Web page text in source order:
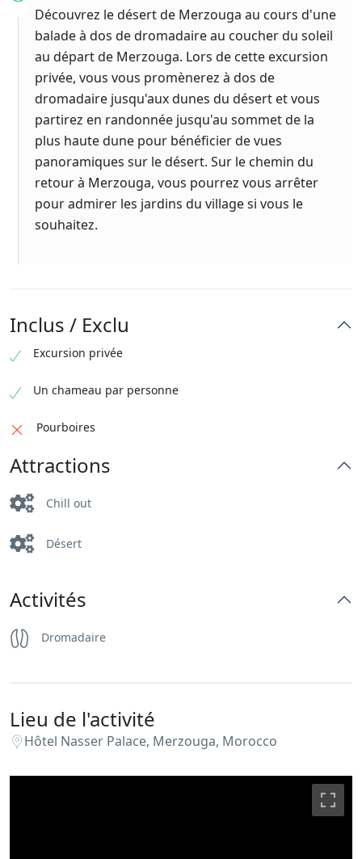
Découvrez le désert de Merzouga au cours d'une
balade à dos de dromadaire au coucher du soleil
au départ de Merzouga. Lors de cette excursion
privée, vous vous promènerez à dos de
dromadaire jusqu'aux dunes du désert et vous
partirez en randonnée jusqu'au sommet de la
plus haute dune pour bénéficier de vues
panoramiques sur le désert. Sur le chemin du
retour à Merzouga, vous pourrez vous arrêter
pour admirer les jardins du village si vous le
souhaitez.
Inclus / Exclu
Excursion privée
Un chameau par personne
Pourboires
Attractions
Chill out
Désert
Activités
Dromadaire
Lieu de l'activité
Hôtel Nasser Palace, Merzouga, Morocco